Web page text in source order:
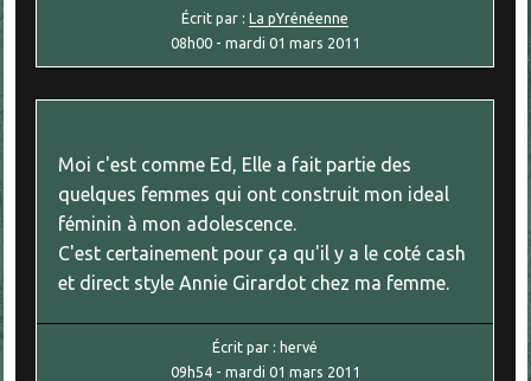
Écrit par :La pYrénéenne
08h00- mardi 01 mars 2011
Moi c'est comme Ed, Elle a fait partie des
quelques femmes qui ont construit mon ideal
féminin à mon adolescence.
C'est certainement pour ça qu'il y a le coté cash
et direct style Annie Girardot chez ma femme.
Écrit par :hervé
09h54- mardi 01 mars 2011